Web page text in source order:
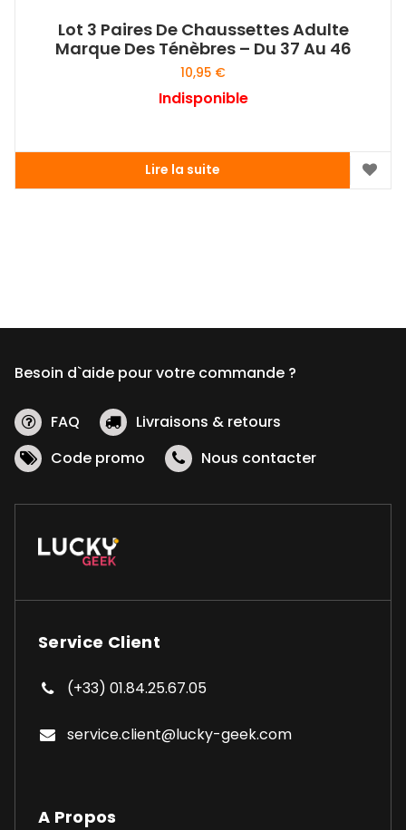
Lot 3 Paires De Chaussettes Adulte
Marque Des Ténèbres – Du 37 Au 46
10,95 €
Indisponible
Lire la suite
Besoin d`aide pour votre commande ?
FAQ
Livraisons & retours
Code promo
Nous contacter
Service Client
(+33) 01.84.25.67.05
service.client@lucky-geek.com
A Propos